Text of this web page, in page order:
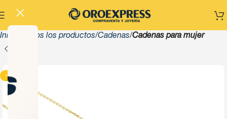
Inicio Todos los productos Cadenas Cadenas para mujer
-13%